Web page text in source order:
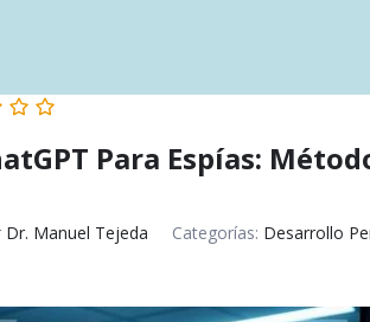
Para Espías:
Dr. Manuel Tejeda Categorías: Desarrollo